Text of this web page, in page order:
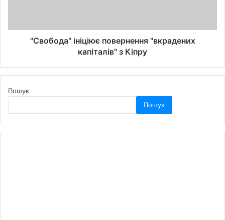
"Свобода" ініціює повернення "вкрадених
капіталів" з Кіпру
Пошук
Пошук